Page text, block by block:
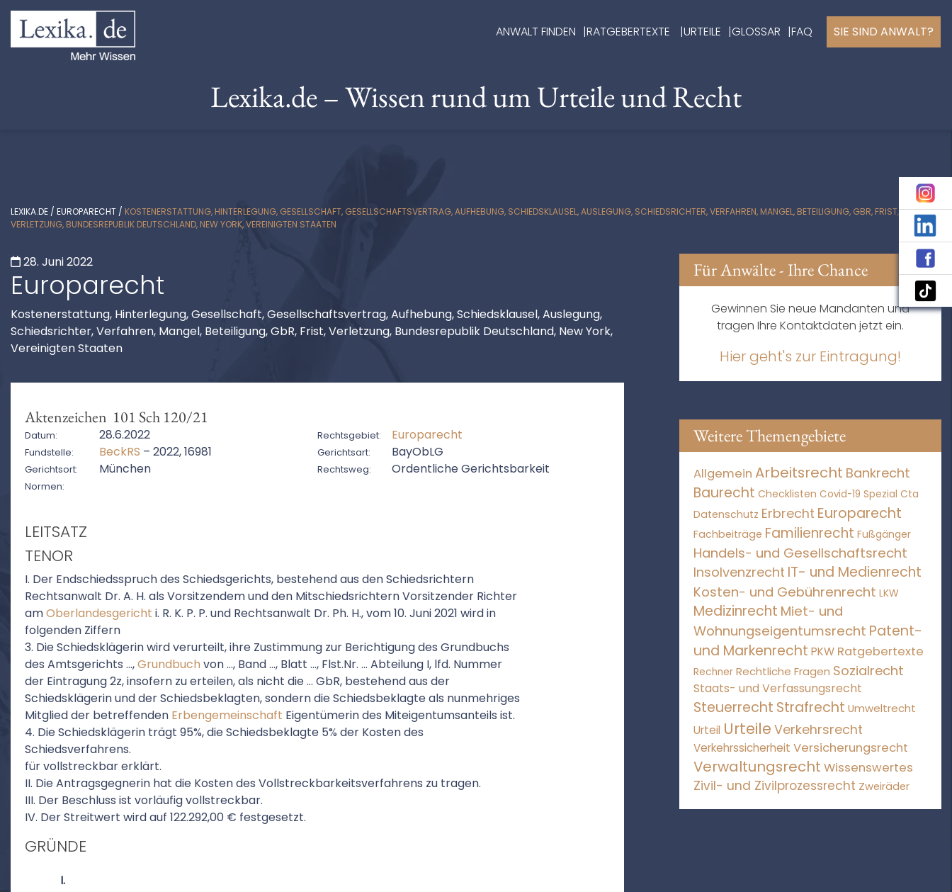
ANWALT FINDEN RATGEBERTEXTE URTEILE GLOSSAR FAQ SIE SIND ANWALT?
Lexika.de – Wissen rund um Urteile und Recht
LEXIKA.DE / EUROPARECHT / KOSTENERSTATTUNG, HINTERLEGUNG, GESELLSCHAFT, GESELLSCHAFTSVERTRAG, AUFHEBUNG, SCHIEDSKLAUSEL, AUSLEGUNG, SCHIEDSRICHTER, VERFAHREN, MANGEL, BETEILIGUNG, GBR, FRIST,
VERLETZUNG, BUNDESREPUBLIK DEUTSCHLAND, NEW YORK, VEREINIGTEN STAATEN
28. Juni 2022
Europarecht
Kostenerstattung, Hinterlegung, Gesellschaft, Gesellschaftsvertrag, Aufhebung, Schiedsklausel, Auslegung,
Schiedsrichter, Verfahren, Mangel, Beteiligung, GbR, Frist, Verletzung, Bundesrepublik Deutschland, New York,
Vereinigten Staaten
Aktenzeichen 101 Sch 120/21
Datum: 28.6.2022 Rechtsgebiet: Europarecht
Fundstelle: BeckRS – 2022, 16981 Gerichtsart: BayObLG
Gerichtsort: München Rechtsweg: Ordentliche Gerichtsbarkeit
Normen:
LEITSATZ
TENOR
I. Der Endschiedsspruch des Schiedsgerichts, bestehend aus den Schiedsrichtern
Rechtsanwalt Dr. A. H. als Vorsitzendem und den Mitschiedsrichtern Vorsitzender Richter
amOberlandesgericht i. R. K. P. P. und Rechtsanwalt Dr. Ph. H., vom 10. Juni 2021 wird in
folgenden Ziffern
3. Die Schiedsklägerin wird verurteilt, ihre Zustimmung zur Berichtigung des Grundbuchs
des Amtsgerichts …,Grundbuch von …, Band …, Blatt …, Flst.Nr. … Abteilung I, lfd. Nummer
der Eintragung 2z, insofern zu erteilen, als nicht die … GbR, bestehend aus der
Schiedsklägerin und der Schiedsbeklagten, sondern die Schiedsbeklagte als nunmehriges
Mitglied der betreffenden Erbengemeinschaft Eigentümerin des Miteigentumsanteils ist.
4. Die Schiedsklägerin trägt 95%, die Schiedsbeklagte 5% der Kosten des
Schiedsverfahrens.
für vollstreckbar erklärt.
II. Die Antragsgegnerin hat die Kosten des Vollstreckbarkeitsverfahrens zu tragen.
III. Der Beschluss ist vorläufig vollstreckbar.
IV. Der Streitwert wird auf 122.292,00 € festgesetzt.
GRÜNDE
I.
Für Anwälte - Ihre Chance
Gewinnen Sie neue Mandanten und
tragen Ihre Kontaktdaten jetzt ein.
Hier geht's zur Eintragung!
Weitere Themengebiete
Allgemein Arbeitsrecht Bankrecht
Baurecht Checklisten Covid-19 Spezial Cta
Datenschutz Erbrecht Europarecht
Fachbeiträge Familienrecht Fußgänger
Handels- und Gesellschaftsrecht
Insolvenzrecht IT- und Medienrecht
Kosten- und Gebührenrecht LKW
Medizinrecht Miet- und
Wohnungseigentumsrecht Patent-
und Markenrecht PKW Ratgebertexte
Rechner Rechtliche Fragen Sozialrecht
Staats- und Verfassungsrecht
Steuerrecht Strafrecht Umweltrecht
Urteil Urteile Verkehrsrecht
Verkehrssicherheit Versicherungsrecht
Verwaltungsrecht Wissenswertes
Zivil- und Zivilprozessrecht Zweiräder